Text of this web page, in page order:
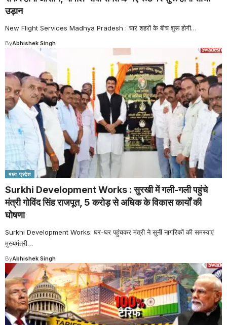
उड़ान
New Flight Services Madhya Pradesh : चार शहरों के बीच शुरू होगी…
ByAbhishek Singh
मध्य प्रदेश
Surkhi Development Works : सुरखी में गली-गली पहुंचे
मंत्री गोविंद सिंह राजपूत, 5 करोड़ से अधिक के विकास कार्यों की
घोषणा
Surkhi Development Works: घर-घर पहुंचकर मंत्री ने सुनीं नागरिकों की समस्याएं
मुख्यमंत्री…
ByAbhishek Singh